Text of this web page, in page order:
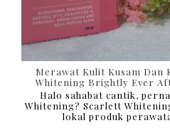
Merawat Kulit Kusam Dan
Whitening Brightly Ever
Halo sahabat cantik,
Whitening? Scarlett
lokal produk